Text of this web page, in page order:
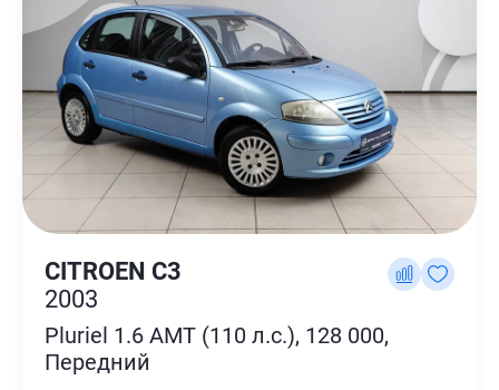
CITROEN C3
2003
Pluriel 1.6 AMT (110 л.с.), 128 000,
Передний